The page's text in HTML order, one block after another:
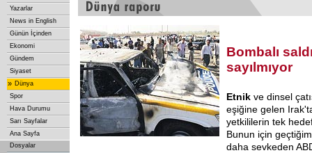
Yazarlar
News in English
Günün İçinden
Ekonomi
Gündem
Siyaset
» Dünya
Spor
Hava Durumu
Sarı Sayfalar
Ana Sayfa
Dosyalar
Bombalı
sayılmıyor
Etnik ve dinsel
eşiğine gelen
yetkililerin tek
Bunun için
daha sevkeden